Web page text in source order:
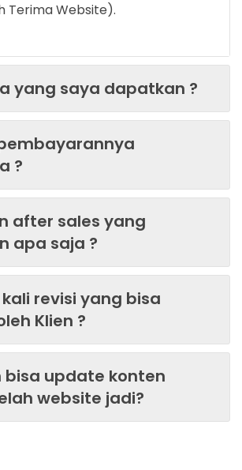
Terima Website).
yang saya dapatkan ?
?
after sales yang
apa saja ?
revisi yang bisa
Klien ?
bisa update konten
website jadi?